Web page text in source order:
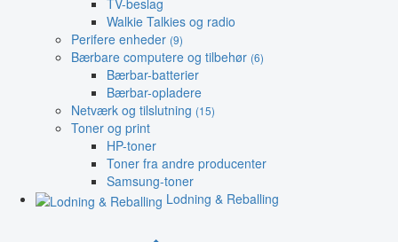
TV-beslag
Walkie Talkies og radio
Perifere enheder (9)
Bærbare computere og tilbehør (6)
Bærbar-batterier
Bærbar-opladere
Netværk og tilslutning (15)
Toner og print
HP-toner
Toner fra andre producenter
Samsung-toner
Lodning & Reballing